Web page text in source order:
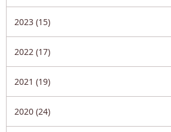
2023 (15)
2022 (17)
2021 (19)
2020 (24)